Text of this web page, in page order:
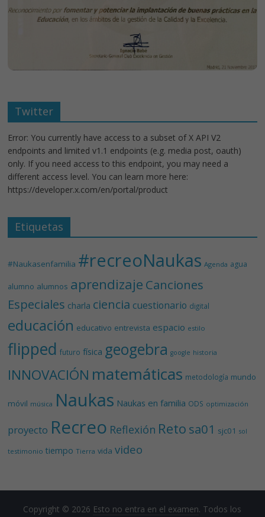
Twitter
Error: You currently have access to a subset of X API V2
endpoints and limited v1.1 endpoints (e.g. media post, oauth)
only. If you need access to this endpoint, you may need a
different access level. You can learn more here:
https://developer.x.com/en/portal/product
Etiquetas
#Naukasenfamilia #recreoNaukas Agenda agua
alumno alumnos aprendizaje Canciones
Especiales charla ciencia cuestionario digital
educación educativo entrevista espacio estilo
flipped futuro física geogebra google historia
INNOVACIÓN matemáticas metodología mundo
móvil música Naukas Naukas en familia ODS optimización
proyecto Recreo Reflexión Reto sa01 sjc01 sol
testimonio tiempo Tierra vida video
Copyright © 2026 Esto no entra en el examen. Todos los